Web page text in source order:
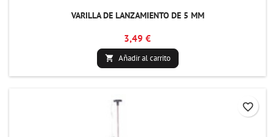
VARILLA DE LANZAMIENTO DE 5 MM
3,49 €
 Añadir al carrito
favorite_border